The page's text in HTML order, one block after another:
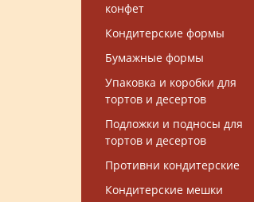
конфет
Кондитерские формы
Бумажные формы
Упаковка и коробки для
тортов и десертов
Подложки и подносы для
тортов и десертов
Противни кондитерские
Кондитерские мешки